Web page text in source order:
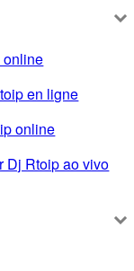
online
en ligne
online
Dj Rtoip ao vivo